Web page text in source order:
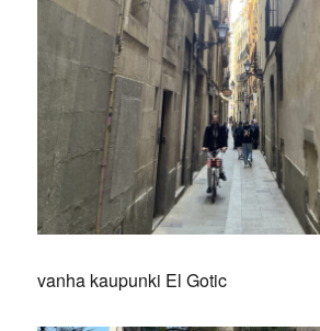
vanha kaupunki El Gotic